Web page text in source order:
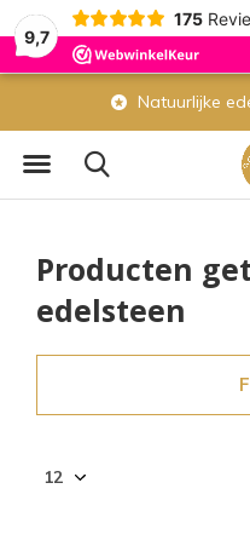
9,7
175
Natuurlijke
Producten
edelsteen